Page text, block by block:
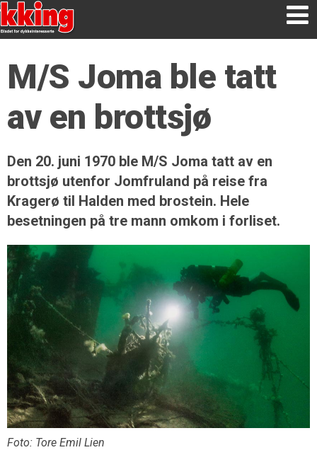
M/S Joma ble tatt
av en brottsjø
Den 20. juni 1970 ble M/S Joma tatt av en
brottsjø utenfor Jomfruland på reise fra
Kragerø til Halden med brostein. Hele
besetningen på tre mann omkom i forliset.
Foto: Tore Emil Lien